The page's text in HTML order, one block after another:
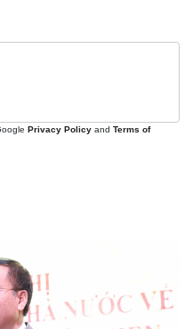
Đời sống
Nhà đẹp
Blog
Tình yêu - Gia đình
Privacy Policy and Terms of